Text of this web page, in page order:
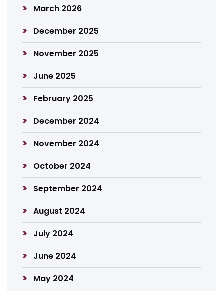
March 2026
December 2025
November 2025
June 2025
February 2025
December 2024
November 2024
October 2024
September 2024
August 2024
July 2024
June 2024
May 2024